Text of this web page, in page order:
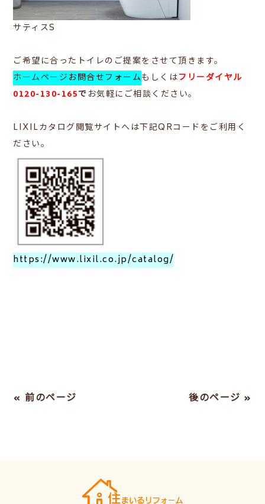
サティスS
ご希望に合ったトイレのご提案をさせて頂きます。
ホームページお問合せフォームもしくはフリーダイヤル
0120-130-165でお気軽にご相談ください。
LIXILカタログ閲覧サイトへは下記QRコードをご利用く
ださい。
https://www.lixil.co.jp/catalog/
« 前のページ 後のページ »